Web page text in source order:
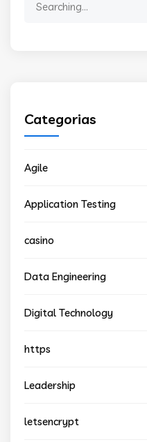
Categorias
Agile
Application Testing
casino
Data Engineering
Digital Technology
https
Leadership
letsencrypt